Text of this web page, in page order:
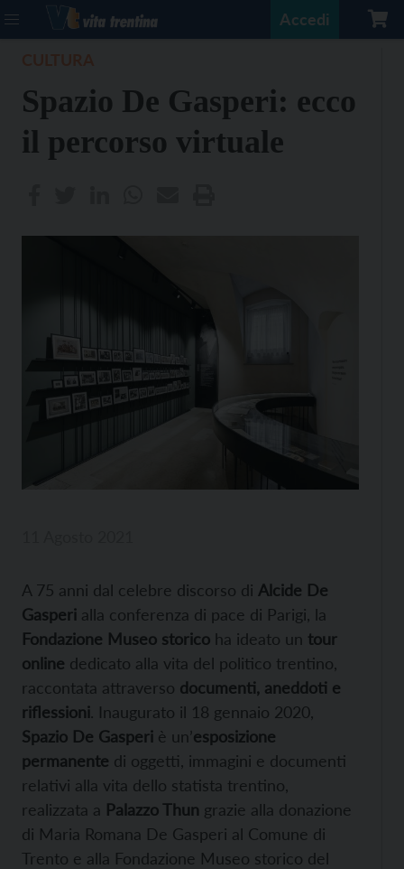
Accedi
Spazio De Gasperi: ecco
il percorso virtuale
A 75 anni dal celebre discorso di Alcide De
Gasperi alla conferenza di pace di Parigi, la
Fondazione Museo storico ha ideato un tour
online dedicato alla vita del politico trentino,
raccontata attraverso documenti, aneddoti e
riflessioni. Inaugurato il 18 gennaio 2020,
Spazio De Gasperi è un’esposizione
permanente di oggetti, immagini e documenti
relativi alla vita dello statista trentino,
realizzata a Palazzo Thun grazie alla donazione
di Maria Romana De Gasperi al Comune di
Trento e alla Fondazione Museo storico del